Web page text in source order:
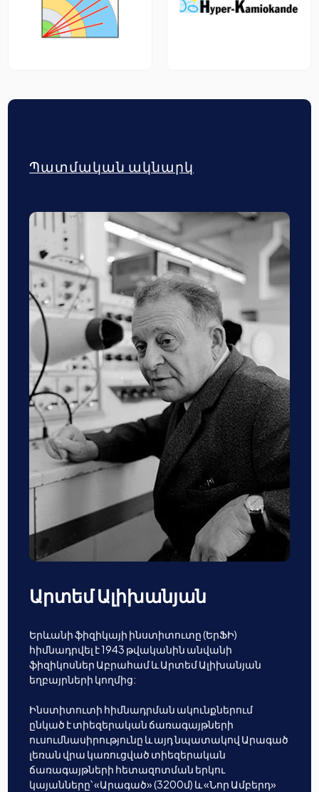
Պատմական ակնարկ
Արտեմ Ալիխանյան
Երևանի ֆիզիկայի ինստիտուտը (ԵրՖԻ)
հիմնադրվել է 1943 թվականին անվանի
ֆիզիկոսներ Աբրահամ և Արտեմ Ալիխանյան
եղբայրների կողմից:
Ինստիտուտի հիմնադրման ակունքներում
ընկած է տիեզերական ճառագայթների
ուսումնասիրությունը և այդ նպատակով Արագած
լեռան վրա կառուցված տիեզերական
ճառագայթների հետազոտման երկու
կայանները՝ «Արագած» (3200մ) և «Նոր Ամբերդ»